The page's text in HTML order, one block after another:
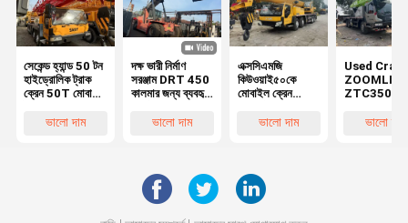
সেকেন্ড হ্যান্ড 50 টন
হাইড্রোলিক ট্রাক
ক্রেন 50T মোবাইল
STC500
ভালো দাম
দক্ষ ভারী নির্মাণ
সরঞ্জাম DRT 450
কালমার জন্য ব্যবহৃত
ভালো দাম
এক্সসিএমজি
কিউওয়াই৫০কে
মোবাইল ক্রেন
টন ব্যবহৃত
ভালো দাম
Used
ZTC350H
Crane In
ভালো দাম